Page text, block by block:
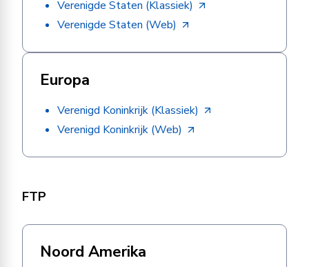
Verenigde Staten (Klassiek)
Verenigde Staten (Web)
Europa
Verenigd Koninkrijk (Klassiek)
Verenigd Koninkrijk (Web)
FTP
Noord Amerika